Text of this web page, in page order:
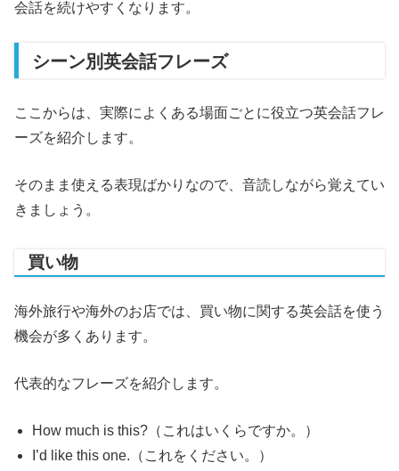
会話を続けやすくなります。
シーン別英会話フレーズ
ここからは、実際によくある場面ごとに役立つ英会話フレ
ーズを紹介します。
そのまま使える表現ばかりなので、音読しながら覚えてい
きましょう。
買い物
海外旅行や海外のお店では、買い物に関する英会話を使う
機会が多くあります。
代表的なフレーズを紹介します。
How much is this?（これはいくらですか。）
I’d like this one.（これをください。）